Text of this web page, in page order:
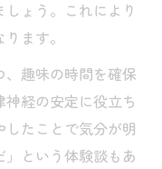
ょう。これにより
ます。
、趣味の時間を確保
経の安定に役立ち
したことで気分が明
という体験談もあ